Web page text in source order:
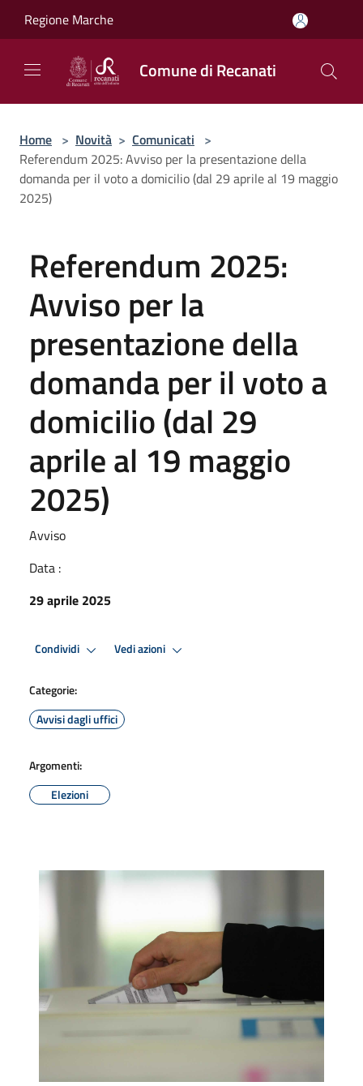
Regione Marche
Comune di Recanati
Home > Novità > Comunicati >
Referendum 2025: Avviso per la presentazione della
domanda per il voto a domicilio (dal 29 aprile al 19 maggio
2025)
Referendum 2025:
Avviso per la
presentazione della
domanda per il voto a
domicilio (dal 29
aprile al 19 maggio
2025)
Avviso
Data :
29 aprile 2025
Condividi Vedi azioni
Categorie:
Avvisi dagli uffici
Argomenti:
Elezioni